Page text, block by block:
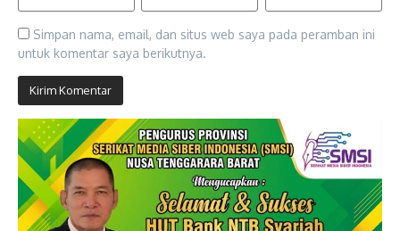
Simpan nama, email, dan situs web saya pada peramban ini
untuk komentar saya berikutnya.